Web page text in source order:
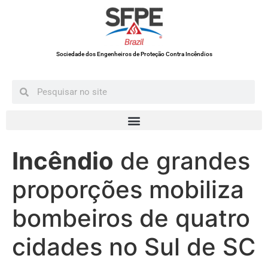
Sociedade dos Engenheiros de Proteção Contra Incêndios
Incêndio de grandes
proporções mobiliza
bombeiros de quatro
cidades no Sul de SC